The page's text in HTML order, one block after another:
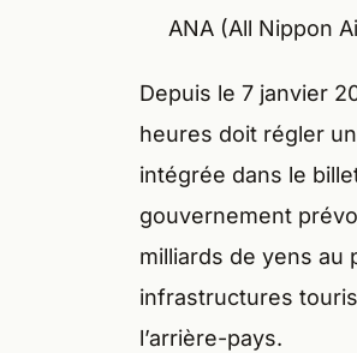
ANA (All Nippon
Depuis le 7 janvier
heures doit régler
intégrée dans le
gouvernement
milliards de yens au
infrastructures
l’arrière-pays.